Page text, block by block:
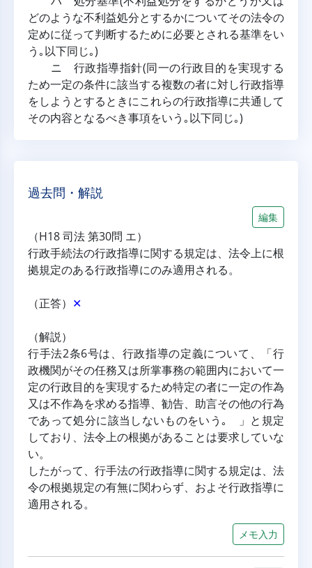
どのような不利益処分とするかについてその法令の
定めに従って判断するために必要とされる基準をい
う｡以下同じ｡)
ニ 行政指導指針(同一の行政目的を実現する
ため一定の条件に該当する複数の者に対し行政指導
をしようとするときにこれらの行政指導に共通して
その内容となるべき事項をいう｡以下同じ｡)
過去問・解説
編集
（H18 司法 第30問 エ）
行政手続法の行政指導に関する規定は、法令上に根
拠規定のある行政指導にのみ適用される。
（正答） ✕
（解説）
行手法2条6号は、行政指導の定義について、「行
政機関がその任務又は所掌事務の範囲内において一
定の行政目的を実現するため特定の者に一定の作為
又は不作為を求める指導、勧告、助言その他の行為
であって処分に該当しないものをいう｡ 」と規定
しており、法令上の根拠があることは要求していな
い。
したがって、行手法の行政指導に関する規定は、法
令の根拠規定の有無に関わらず、およそ行政指導に
適用される。
メモ入力